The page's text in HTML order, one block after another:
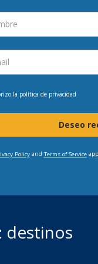
la política de privacidad
Deseo
Policyand Terms of Service
destinos